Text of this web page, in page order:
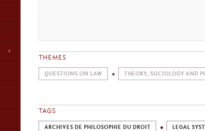
THEMES
QUESTIONS ON LAW THEORY, SOCIOLOGY AND
TAGS
ARCHIVES DE PHILOSOPHIE DU DROIT LEGAL